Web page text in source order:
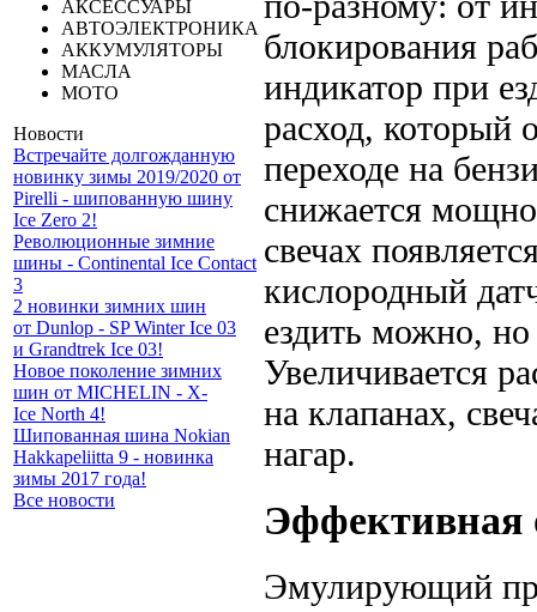
АКСЕССУАРЫ
АВТОЭЛЕКТРОНИКА
АККУМУЛЯТОРЫ
МАСЛА
МОТО
Новости
Встречайте долгожданную
новинку зимы 2019/2020 от
Pirelli - шипованную шину
Ice Zero 2!
Революционные зимние
шины - Continental Ice Contact
3
2 новинки зимних шин
от Dunlop - SP Winter Ice 03
и Grandtrek Ice 03!
Новое поколение зимних
шин от MICHELIN - X-
Ice North 4!
Шипованная шина Nokian
Hakkapeliitta 9 - новинка
зимы 2017 года!
Все новости
блокирования
индикатор при
расход, который
переходе на
снижается
свечах
кислородный
ездить можно,
Увеличивается
на клапанах,
нагар.
Эффективная
Эмулирующий